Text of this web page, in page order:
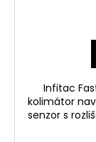
Infitac
kolimátor
senzor s